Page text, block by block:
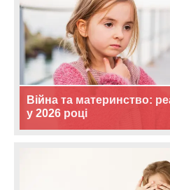
Війна та материнство:
у 2026 році